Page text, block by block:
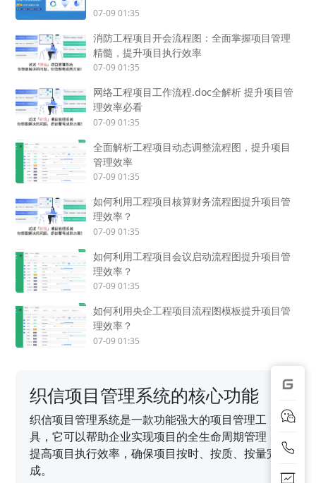
07-09 01:35
消防工程项目开会流程图：全面掌握项目管理
精髓，提升项目执行效率
07-09 01:35
网络工程项目工作流程.doc全解析 提升项目管
理效率必看
07-09 01:35
全面解析工程项目动态调整流程图，提升项目
管理效率
07-09 01:35
如何利用工程项目核算财务流程图提升项目管
理效率？
07-09 01:35
如何利用工程项目会议启动流程图提升项目管
理效率？
07-09 01:35
如何利用央企工程项目流程图模板提升项目管
理效率？
07-09 01:35
织信项目管理系统的核心功能
织信项目管理系统是一款功能强大的项目管理工
具，它可以帮助企业实现项目的全生命周期管理，
提高项目执行效率，确保项目按时、按质、按量完
成。